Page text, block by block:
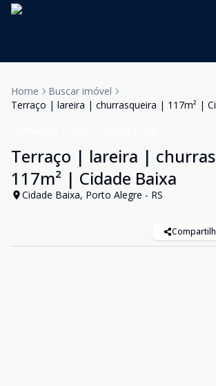
Home
Buscar imóvel
Terraço | lareira | churrasqueira | 117m² |
Terraço | lareira |
117m² | Cidade Baixa
Cidade Baixa, Porto Alegre - RS